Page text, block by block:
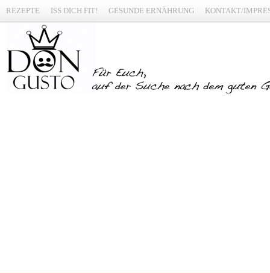
REZEPTE ISS DICH FIT! GESUNDE ERNÄHRUNG KONTAKT/